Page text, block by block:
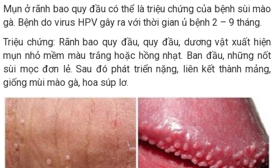
Mụn ở rãnh bao quy đầu có thể là triệu chứng của bệnh sùi mào
gà. Bệnh do virus HPV gây ra với thời gian ủ bệnh 2 – 9 tháng.
Triệu chứng: Rãnh bao quy đầu, quy đầu, dương vật xuất hiện
mụn nhỏ mềm màu trắng hoặc hồng nhạt. Ban đầu, những nốt
sùi mọc đơn lẻ. Sau đó phát triển nặng, liên kết thành mảng,
giống mùi mào gà, hoa súp lơ.